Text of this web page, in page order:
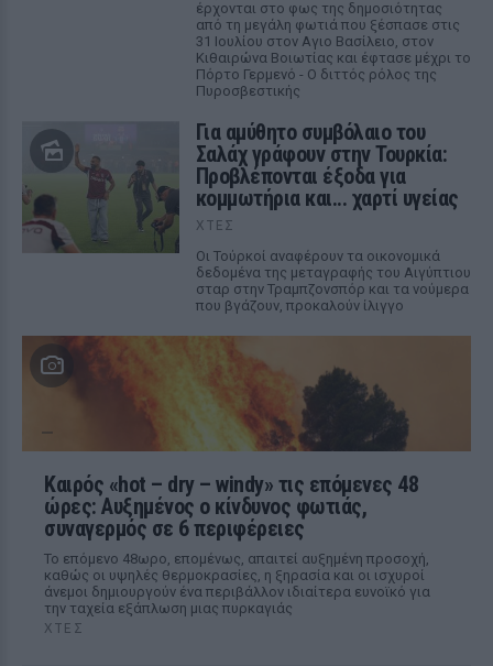
έρχονται στο φως της δημοσιότητας
από τη μεγάλη φωτιά που ξέσπασε στις
31 Ιουλίου στον Αγιο Βασίλειο, στον
Κιθαιρώνα Βοιωτίας και έφτασε μέχρι το
Πόρτο Γερμενό - Ο διττός ρόλος της
Πυροσβεστικής
Για αμύθητο συμβόλαιο του
Σαλάχ γράφουν στην Τουρκία:
Προβλέπονται έξοδα για
κομμωτήρια και... χαρτί υγείας
ΧΤΕΣ
Οι Τούρκοί αναφέρουν τα οικονομικά
δεδομένα της μεταγραφής του Αιγύπτιου
σταρ στην Τραμπζονσπόρ και τα νούμερα
που βγάζουν, προκαλούν ίλιγγο
Καιρός «hot – dry – windy» τις επόμενες 48
ώρες: Αυξημένος ο κίνδυνος φωτιάς,
συναγερμός σε 6 περιφέρειες
Το επόμενο 48ωρο, επομένως, απαιτεί αυξημένη προσοχή,
καθώς οι υψηλές θερμοκρασίες, η ξηρασία και οι ισχυροί
άνεμοι δημιουργούν ένα περιβάλλον ιδιαίτερα ευνοϊκό για
την ταχεία εξάπλωση μιας πυρκαγιάς
ΧΤΕΣ